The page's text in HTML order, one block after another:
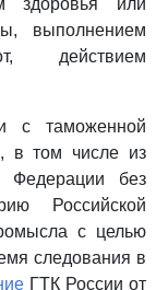
здоровья или
выполнением
действием
с таможенной
в том числе из
Федерации без
Российской
с целью
следования в
ГТК России от